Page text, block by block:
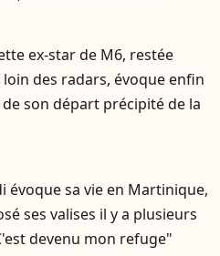
ex-star de M6, restée
des radars, évoque enfin
son départ précipité de la
évoque sa vie en Martinique,
ses valises il y a plusieurs
devenu mon refuge"